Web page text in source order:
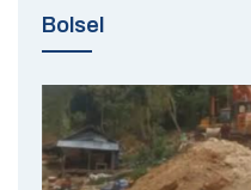
Bolsel